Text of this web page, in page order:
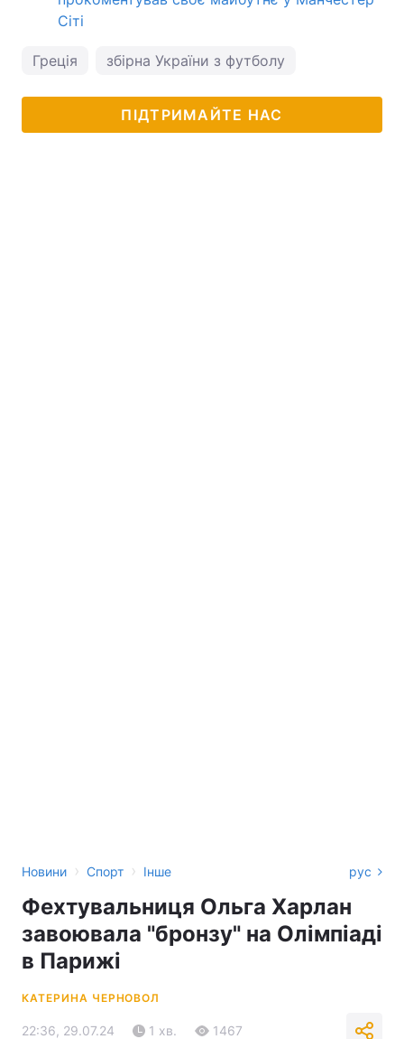
Сіті
Греція збірна України з футболу
ПІДТРИМАЙТЕ НАС
Новини › Спорт › Інше рус
Фехтувальниця Ольга Харлан
завоювала "бронзу" на Олімпіаді
в Парижі
КАТЕРИНА ЧЕРНОВОЛ
22:36, 29.07.24 1 хв. 1467